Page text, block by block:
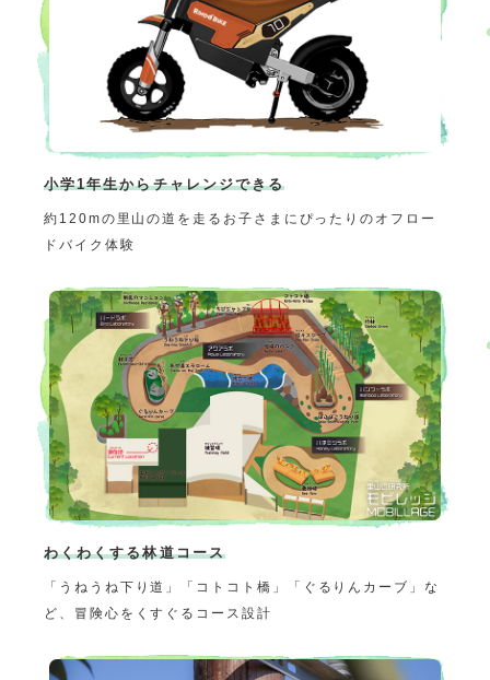
小学1年生からチャレンジできる
約120mの里山の道を走るお子さまにぴったりのオフロー
ドバイク体験
わくわくする林道コース
「うねうね下り道」「コトコト橋」「ぐるりんカーブ」な
ど、冒険心をくすぐるコース設計